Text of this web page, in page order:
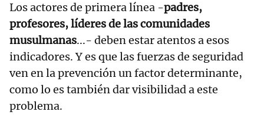
Los actores de primera línea -padres,
profesores, líderes de las comunidades
musulmanas...- deben estar atentos a esos
indicadores. Y es que las fuerzas de seguridad
ven en la prevención un factor determinante,
como lo es también dar visibilidad a este
problema.